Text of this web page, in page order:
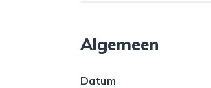
Algemeen
Datum